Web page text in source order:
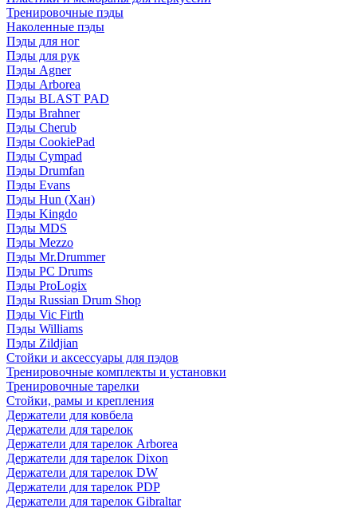
Тренировочные пэды
Наколенные пэды
Пэды для ног
Пэды для рук
Пэды Agner
Пэды Arborea
Пэды BLAST PAD
Пэды Brahner
Пэды Cherub
Пэды CookiePad
Пэды Cympad
Пэды Drumfan
Пэды Evans
Пэды Hun (Хан)
Пэды Kingdo
Пэды MDS
Пэды Mezzo
Пэды Mr.Drummer
Пэды PC Drums
Пэды ProLogix
Пэды Russian Drum Shop
Пэды Vic Firth
Пэды Williams
Пэды Zildjian
Стойки и аксессуары для пэдов
Тренировочные комплекты и установки
Тренировочные тарелки
Стойки, рамы и крепления
Держатели для ковбела
Держатели для тарелок
Держатели для тарелок Arborea
Держатели для тарелок Dixon
Держатели для тарелок DW
Держатели для тарелок PDP
Держатели для тарелок Gibraltar